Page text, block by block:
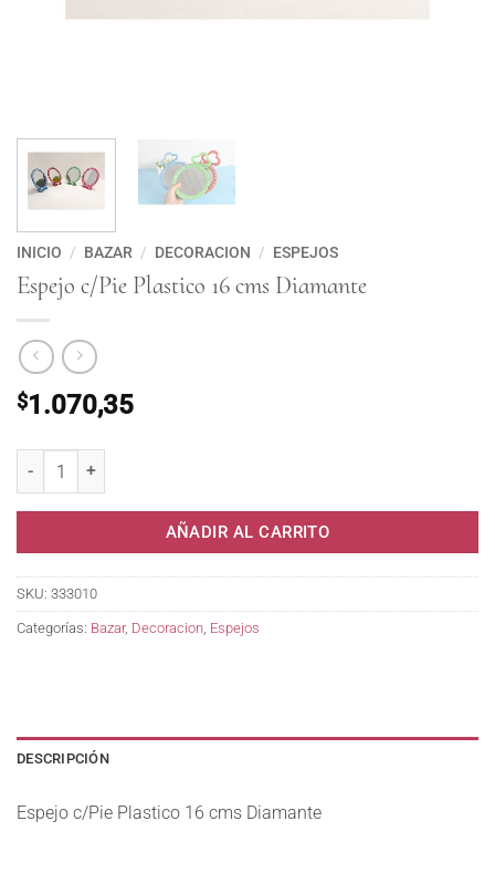
INICIO / BAZAR / DECORACION / ESPEJOS
Espejo c/Pie Plastico 16 cms Diamante
$1.070,35
AÑADIR AL CARRITO
SKU: 333010
Categorías: Bazar, Decoracion, Espejos
DESCRIPCIÓN
Espejo c/Pie Plastico 16 cms Diamante